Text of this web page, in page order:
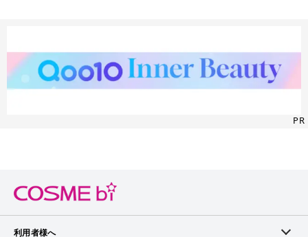
PR
利用者様へ